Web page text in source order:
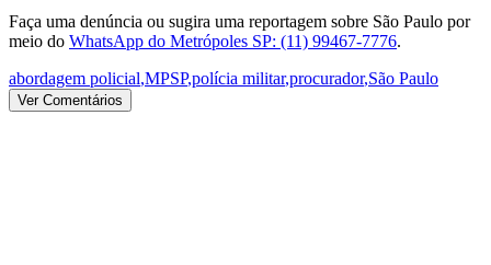
Faça uma denúncia ou sugira uma reportagem sobre São Paulo por
meio do WhatsApp do Metrópoles SP: (11) 99467-7776.
abordagem policial,MPSP,polícia militar,procurador,São Paulo
Ver Comentários